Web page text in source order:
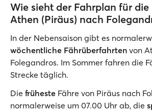
Wie sieht der Fahrplan für die
Athen (Piräus) nach
In der Nebensaison gibt es
wöchentliche Fährüberfahrten von
Folegandros. Im Sommer fahren die
Strecke täglich.
Die früheste Fähre von Piräus nach
normalerweise um 07.00 Uhr ab, die